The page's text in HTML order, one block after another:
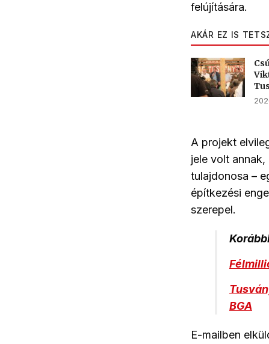
felújítására.
AKÁR EZ IS
A projekt
jele volt
tulajdonosa –
építkezési
szerepel.
BGA
E-mailben